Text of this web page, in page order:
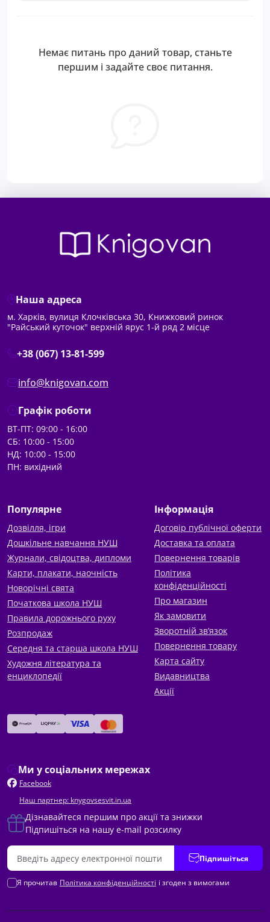
Немає питань про даний товар, станьте
першим і задайте своє питання.
Наша адреса
м. Харків, вулиця Клочківська 30, Книжковий ринок
"Райський куточок" верхній ярус 1-й ряд 2 місце
+38 (067) 13-81-599
info@knigovan.com
Графік роботи
ВТ-ПТ: 09:00 - 16:00
СБ: 10:00 - 15:00
НД: 10:00 - 15:00
ПН: вихідний
Популярне
Дозвілля, ігри
Дошкільне навчання НУШ
Журнали, свідоцтва, дипломи
Карти, плакати, наочність
Новорічні свята
Початкова школа НУШ
Правила дорожнього руху
Розпродаж
Середня та старша школа НУШ
Художня література та
енциклопедії
Інформація
Договір публічної оферти
Доставка та оплата
Повернення товарів
Політика
конфіденційності
Про магазин
Як замовити
Зворотній зв’язок
Повернення товару
Карта сайту
Видавництва
Акції
Ми у соціальних мережах
Facebook
Наш партнер: knygovsesvit.in.ua
Дізнавайтеся першим про акції та знижки
Підпишіться на нашу e-mail розсилку
Підпишіться
Я прочитав Політика конфіденційності і згоден з вимогами